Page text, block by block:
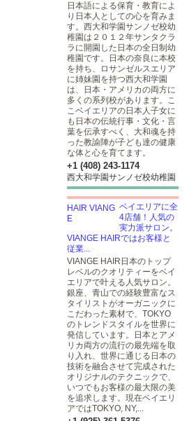
日本語による保育・教育によ
り日本人としての心を育みま
す。西大和学園サンノゼ校幼
稚園は２０１２年サンタクラ
ラに開園した日本の全日制幼
稚園です。日本の奈良に本校
を持ち、ロサンゼルスエリア
に姉妹園を持つ西大和学園
は、日本・アメリカの両方に
多くの系列校があります。こ
こベイエリアの日本人子女に
も日本の伝統行事・文化・言
葉を伝承すべく、大和魂を持
った教諭陣が子ども達の健康
な体と心を育てます。
+1 (408) 243-1174
西大和学園サンノゼ校幼稚園
ベイエリアに全
4店舗！人気の
実力派サロン。
VIANGE HAIRではお客様と
従業...
VIANGE HAIR日本のトップ
レベルのクオリティーをベイ
エリアで叶える人気サロン。
銀座、青山での経験豊富なス
タイリストがオーガニックに
こだわった素材で、TOKYO
のトレンドスタイルを世界に
発信しています。日本とアメ
リカ両方の流行の最先端を取
り入れ、世界に通じる日本の
技術を融合させて完成された
オリジナルのテクニックで、
いつでもお客様の最大限の美
を追求します。現在ベイエリ
アではTOKYO, NY,...